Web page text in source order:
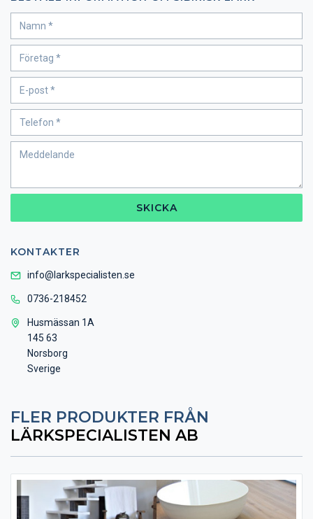
SKICKA
KONTAKTER
info@larkspecialisten.se
0736-218452
Husmässan 1A
145 63
Norsborg
Sverige
FLER PRODUKTER FRÅN
LÄRKSPECIALISTEN AB